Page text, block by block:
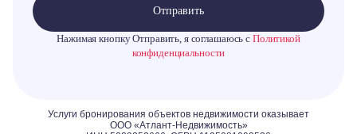
Отправить
Нажимая кнопку Отправить, я соглашаюсь с Политикой
конфиденциальности